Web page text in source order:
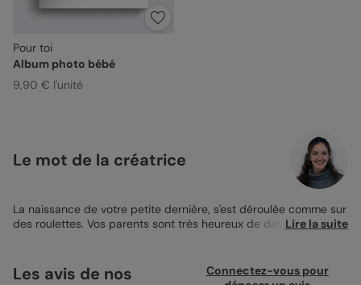
Pour toi
Album photo bébé
9,90 € l'unité
Le mot de la créatrice
La naissance de votre petite dernière, s'est déroulée comme sur
des roulettes. Vos parents sont très heureux de devenir à
Remerciement Naissance
. La Carte de Remerciements
Naissance Certificat Moderne convient parfaitement à un petit
Lire la suite
Les avis de nos
Connectez-vous pour